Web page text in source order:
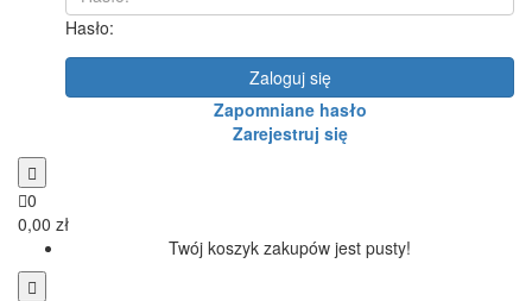
Hasło:
Zaloguj się
Zapomniane hasło
Zarejestruj się
0
0,00 zł
Twój koszyk zakupów jest pusty!